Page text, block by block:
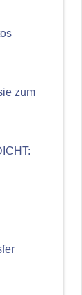
zum